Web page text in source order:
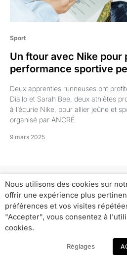
Sport
Un ftour avec Nike pour
performance sportive
Deux apprenties runneuses ont
Diallo et Sarah Bee, deux athlètes
à l’écurie Nike, pour allier jeûne et
organisé par ANCRÉ.
9 mars 2025
Inscrivez-vous à
Nous utilisons des cookies sur
offrir une expérience plus
préférences et vos visites
"Accepter", vous consentez à
cookies.
Réglages